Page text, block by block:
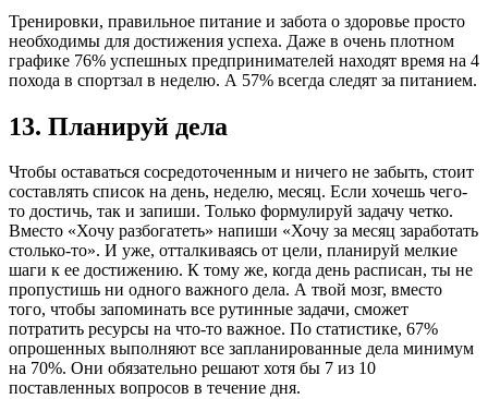
Тренировки, правильное питание и забота о здоровье просто
необходимы для достижения успеха. Даже в очень плотном
графике 76% успешных предпринимателей находят время на 4
похода в спортзал в неделю. А 57% всегда следят за питанием.
13. Планируй дела
Чтобы оставаться сосредоточенным и ничего не забыть, стоит
составлять список на день, неделю, месяц. Если хочешь чего-
то достичь, так и запиши. Только формулируй задачу четко.
Вместо «Хочу разбогатеть» напиши «Хочу за месяц заработать
столько-то». И уже, отталкиваясь от цели, планируй мелкие
шаги к ее достижению. К тому же, когда день расписан, ты не
пропустишь ни одного важного дела. А твой мозг, вместо
того, чтобы запоминать все рутинные задачи, сможет
потратить ресурсы на что-то важное. По статистике, 67%
опрошенных выполняют все запланированные дела минимум
на 70%. Они обязательно решают хотя бы 7 из 10
поставленных вопросов в течение дня.